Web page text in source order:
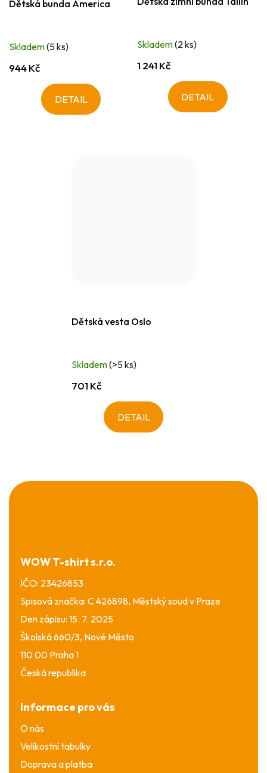
Dětská bunda America
Skladem(5 ks)
944 Kč
DETAIL
Skladem(2 ks)
1 241 Kč
DETAIL
Dětská vesta Oslo
Skladem(>5 ks)
701 Kč
DETAIL
Z
á
WOW T-shirt s.r.o.
IČO: 23426853
Spisová značka: C 426898, Městský soud v Praze
Den zápisu: 15. 7. 2025
Školská 660/3, Nové Město
110 00 Praha 1
Česká republika
Informace pro vás
O nás
Velikostní tabulky
Doprava a platba